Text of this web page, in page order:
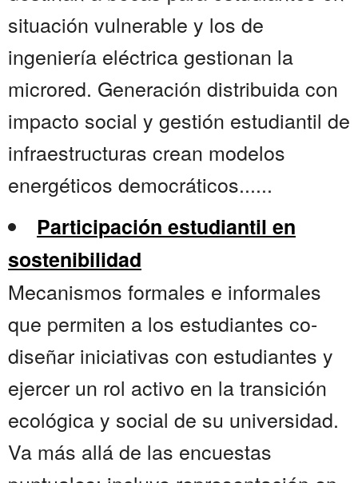
situación vulnerable y los de
ingeniería eléctrica gestionan la
microred. Generación distribuida con
impacto social y gestión estudiantil de
infraestructuras crean modelos
energéticos democráticos......
Participación estudiantil en
sostenibilidad
Mecanismos formales e informales
que permiten a los estudiantes co-
diseñar iniciativas con estudiantes y
ejercer un rol activo en la transición
ecológica y social de su universidad.
Va más allá de las encuestas